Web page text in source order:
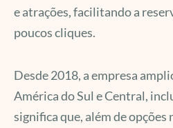
e atrações, facilitando a
poucos cliques.
Desde 2018, a empresa
América do Sul e Central,
significa que, além de opções